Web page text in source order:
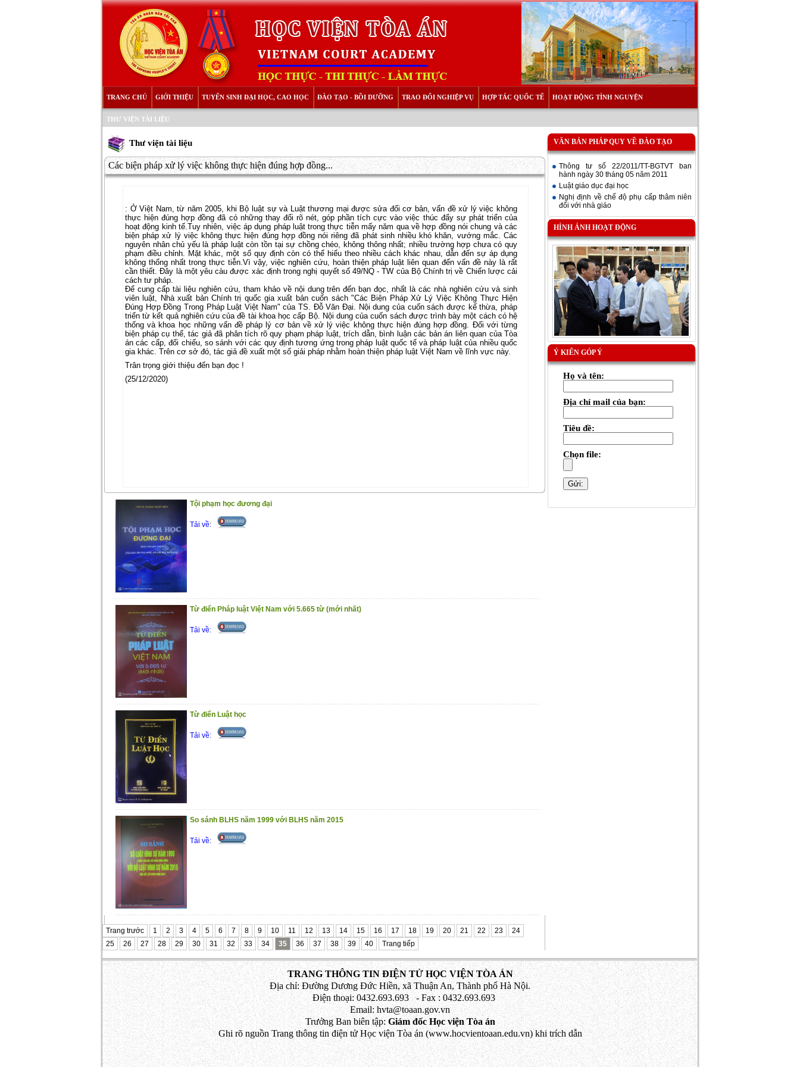
TRANG CHỦ GIỚI THIỆU TUYỂN SINH ĐẠI HỌC, CAO HỌC ĐÀO TẠO - BỒI DƯỠNG TRAO ĐỔI NGHIỆP VỤ HỢP TÁC QUỐC TẾ HOẠT ĐỘNG TÌNH NGUYỆN
THƯ VIỆN TÀI LIỆU
Thư viện tài liệu
Các biện pháp xử lý việc không thực hiện đúng hợp đồng...
: Ở Việt Nam, từ năm 2005, khi Bộ luật sự và Luật thương mại được sửa đổi cơ bản, vấn đề xử lý việc không
thực hiện đúng hợp đồng đã có những thay đổi rõ nét, góp phần tích cực vào việc thúc đẩy sự phát triển của
hoạt động kinh tế.Tuy nhiên, việc áp dụng pháp luật trong thực tiễn mấy năm qua về hợp đồng nói chung và các
biện pháp xử lý việc không thực hiện đúng hợp đồng nói riêng đã phát sinh nhiều khó khăn, vướng mắc. Các
nguyên nhân chủ yếu là pháp luật còn tồn tại sự chồng chéo, không thông nhất; nhiều trường hợp chưa có quy
phạm điều chỉnh. Mặt khác, một số quy định còn có thể hiểu theo nhiều cách khác nhau, dẫn đến sự áp dụng
không thống nhất trong thực tiễn.Vì vậy, việc nghiên cứu, hoàn thiện pháp luật liên quan đến vấn đề này là rất
cần thiết. Đây là một yêu càu được xác định trong nghị quyết số 49/NQ - TW của Bộ Chính trị về Chiến lược cải
cách tư pháp.
Để cung cấp tài liệu nghiên cứu, tham khảo về nội dung trên đến bạn đọc, nhất là các nhà nghiên cứu và sinh
viên luật, Nhà xuất bản Chính trị quốc gia xuất bản cuốn sách "Các Biện Pháp Xử Lý Việc Không Thực Hiện
Đúng Hợp Đồng Trong Pháp Luật Việt Nam" của TS. Đỗ Văn Đại. Nội dung của cuốn sách được kế thừa, pháp
triển từ kết quả nghiên cứu của đề tài khoa học cấp Bộ. Nội dung của cuốn sách được trình bày một cách có hệ
thống và khoa học những vấn đề pháp lý cơ bản về xử lý việc không thực hiện đúng hợp đồng. Đối với từng
biện pháp cụ thể, tác giả đã phân tích rõ quy phạm pháp luật, trích dẫn, bình luận các bản án liên quan của Tòa
án các cấp, đối chiếu, so sánh với các quy định tương ứng trong pháp luật quốc tế và pháp luật của nhiều quốc
gia khác. Trên cơ sở đó, tác giả đề xuất một số giải pháp nhằm hoàn thiện pháp luật Việt Nam về lĩnh vực này.
Trân trọng giới thiệu đến bạn đọc !
(25/12/2020)
Tội phạm học đương đại
Tải về:
Từ điển Pháp luật Việt Nam với 5.665 từ (mới nhất)
Tải về:
Từ điển Luật học
Tải về:
So sánh BLHS năm 1999 với BLHS năm 2015
Tải về:
Trang trước 1 2 3 4 5 6 7 8 9 10 11 12 13 14 15 16 17 18 19 20 21 22 23
24
25
26 27 28 29 30 31 32 33 34 35 36 37 38 39 40 Trang tiếp
VĂN BẢN PHÁP QUY VỀ ĐÀO TẠO
Thông tư số 22/2011/TT-BGTVT ban
hành ngày 30 tháng 05 năm 2011
Luật giáo dục đại học
Nghị định về chế độ phụ cấp thâm niên
đối với nhà giáo
HÌNH ẢNH HOẠT ĐỘNG
Ý KIẾN GÓP Ý
Họ và tên:
Địa chỉ mail của bạn:
Tiêu đề:
Chọn file:
TRANG THÔNG TIN ĐIỆN TỬ HỌC VIỆN TÒA ÁN
Địa chỉ: Đường Dương Đức Hiền, xã Thuận An, Thành phố Hà Nội.
Điện thoại: 0432.693.693 - Fax : 0432.693.693
Email: hvta@toaan.gov.vn
Trưởng Ban biên tập:Giám đốc Học viện Tòa án
Ghi rõ nguồn Trang thông tin điện tử Học viện Tòa án (www.hocvientoaan.edu.vn) khi trích dẫn